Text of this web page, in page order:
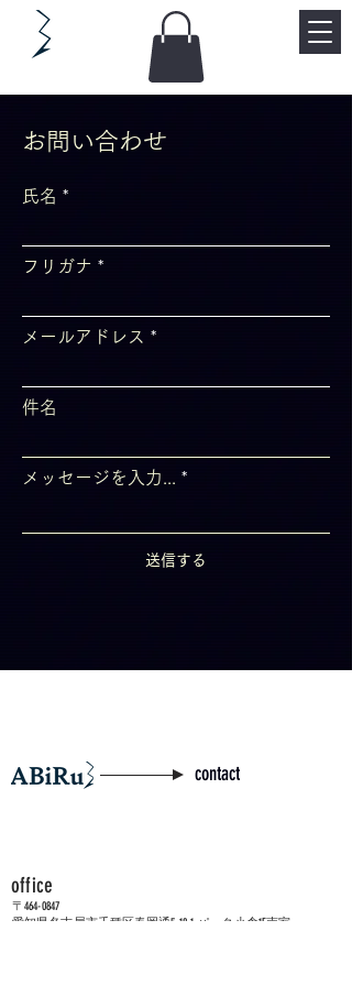
お問い合わせ
氏名
フリガナ
メールアドレス
件名
メッセージを入力...
送信する
contact
office
〒464-0847
愛知県名古屋市千種区春岡通5-18-1 パーク小倉1F南室